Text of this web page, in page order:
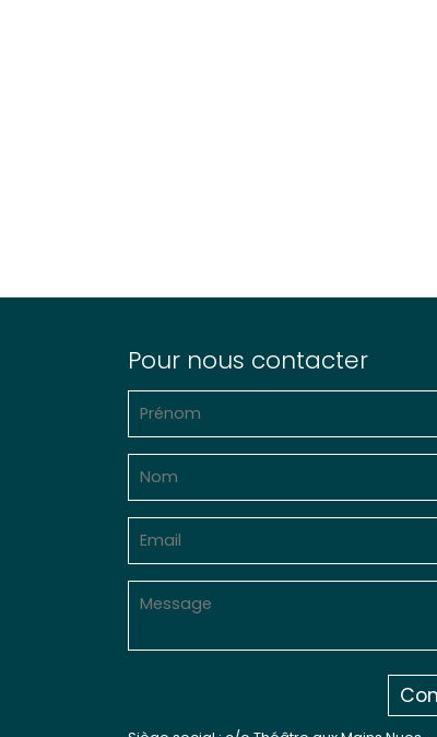
Pour nous contacter